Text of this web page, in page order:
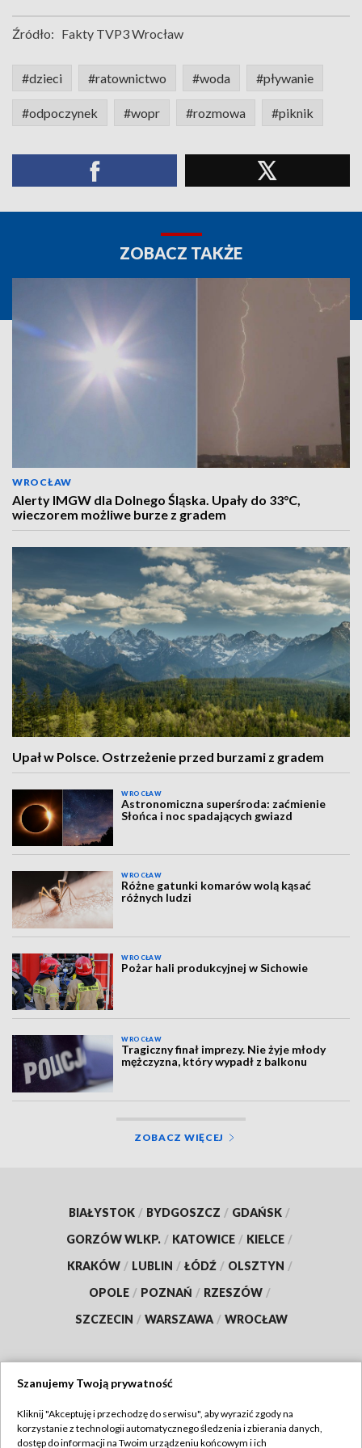
Źródło: Fakty TVP3 Wrocław
#dzieci #ratownictwo #woda #pływanie
#odpoczynek #wopr #rozmowa #piknik
ZOBACZ TAKŻE
WROCŁAW
Alerty IMGW dla Dolnego Śląska. Upały do 33°C,
wieczorem możliwe burze z gradem
Upał w Polsce. Ostrzeżenie przed burzami z gradem
WROCŁAW
Astronomiczna superśroda: zaćmienie
Słońca i noc spadających gwiazd
WROCŁAW
Różne gatunki komarów wolą kąsać
różnych ludzi
WROCŁAW
Pożar hali produkcyjnej w Sichowie
WROCŁAW
Tragiczny finał imprezy. Nie żyje młody
mężczyzna, który wypadł z balkonu
ZOBACZ WIĘCEJ
BIAŁYSTOK / BYDGOSZCZ / GDAŃSK /
GORZÓW WLKP. / KATOWICE / KIELCE /
KRAKÓW / LUBLIN / ŁÓDŹ / OLSZTYN /
OPOLE / POZNAŃ / RZESZÓW /
SZCZECIN / WARSZAWA / WROCŁAW
TVP
Szanujemy Twoją prywatność
Kliknij "Akceptuję i przechodzę do serwisu", aby wyrazić zgody na
korzystanie z technologii automatycznego śledzenia i zbierania danych,
dostęp do informacji na Twoim urządzeniu końcowym i ich